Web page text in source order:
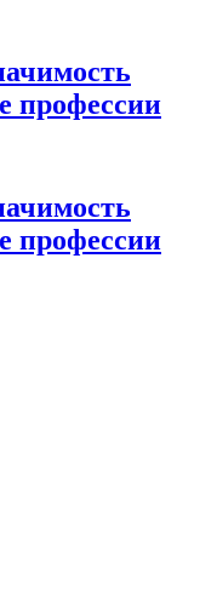
профессии
профессии